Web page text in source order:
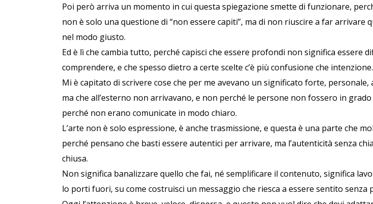
Poi però arriva un momento in cui questa spiegazione smette di funzionare,
non è solo una questione di “non essere capiti”, ma di non riuscire a far arrivare
nel modo giusto.
Ed è lì che cambia tutto, perché capisci che essere profondi non significa essere
comprendere, e che spesso dietro a certe scelte c’è più confusione che intenzione.
Mi è capitato di scrivere cose che per me avevano un significato forte,
ma che all’esterno non arrivavano, e non perché le persone non fossero in grado
perché non erano comunicate in modo chiaro.
L’arte non è solo espressione, è anche trasmissione, e questa è una parte che
perché pensano che basti essere autentici per arrivare, ma l’autenticità senza
chiusa.
Non significa banalizzare quello che fai, né semplificare il contenuto, significa
lo porti fuori, su come costruisci un messaggio che riesca a essere sentito senza